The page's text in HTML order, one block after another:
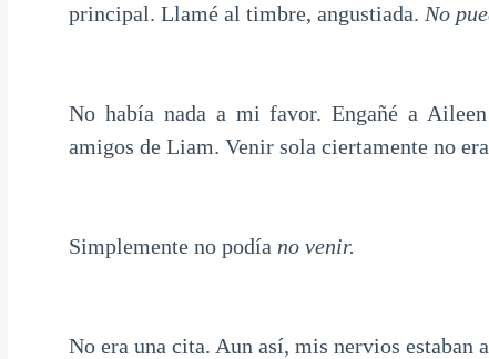
principal. Llamé al timbre, angustiada. No
No había nada a mi favor. Engañé a
amigos de Liam. Venir sola ciertamente no
Simplemente no podía no venir.
No era una cita. Aun así, mis nervios estaban